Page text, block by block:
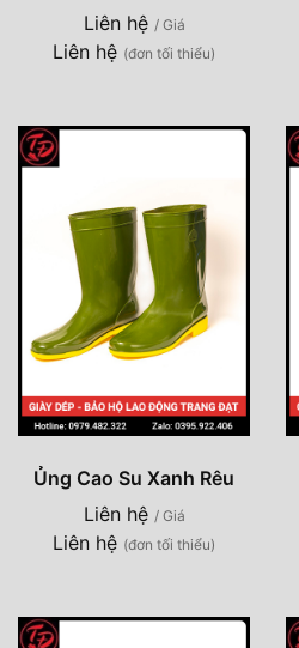
Liên hệ / Giá
Liên hệ (đơn tối thiểu)
Ủng Cao Su Xanh Rêu
Liên hệ / Giá
Liên hệ (đơn tối thiểu)